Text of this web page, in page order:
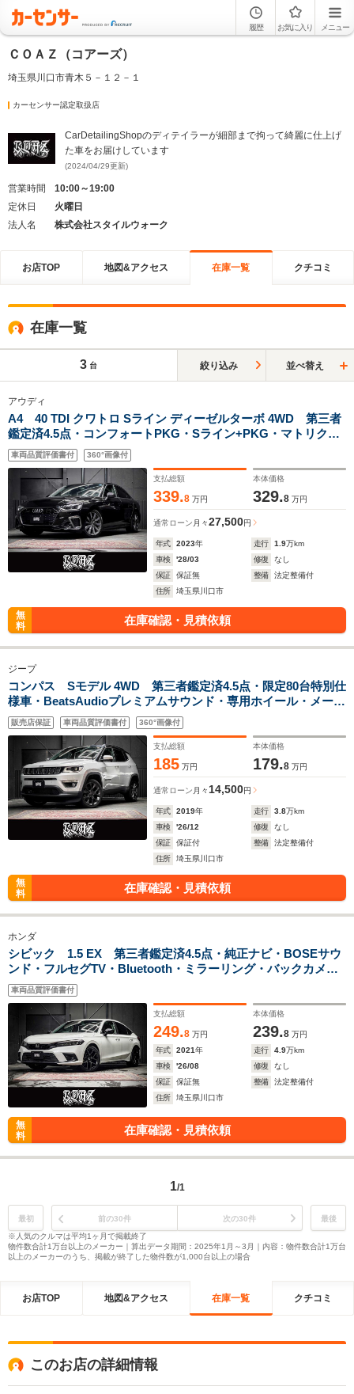
履歴 お気に入り メニュー
ＣＯＡＺ（コアーズ）
埼玉県川口市青木５－１２－１
カーセンサー認定取扱店
CarDetailingShopのディテイラーが細部まで拘って綺麗に仕上げ
た車をお届けしています
(2024/04/29更新)
営業時間
10:00～19:00
定休日
火曜日
法人名
株式会社スタイルウォーク
お店TOP 地図&アクセス 在庫一覧 クチコミ
在庫一覧
3 台 絞り込み 並べ替え
アウディ
A4 40 TDI クワトロ Sライン ディーゼルターボ 4WD 第三者
鑑定済4.5点・コンフォートPKG・Sライン+PKG・マトリクス
LEDヘッドライト・全方位カメラ・純正ナビ・ミラーリング・
Bluetooth・パワー/メモリーシート・シートヒーター・ユーザ
ー買取・スペアキー×1
車両品質評価書付 360°画像付
支払総額
339.8 万円
本体価格
329.8 万円
通常ローン 月々27,500円
年式 2023年 走行 1.9万km
車検
'28/03 修復
なし
保証
保証無 整備
法定整備付
住所
埼玉県川口市
無
料
在庫確認・見積依頼
ジープ
コンパス Sモデル 4WD 第三者鑑定済4.5点・限定80台特別仕
様車・BeatsAudioプレミアムサウンド・専用ホイール・メーカ
ーナビ・Bluetooth・ミラーリング・バックカメラ・パワーシ
ート・シートヒーター・パワーバックドア・ユーザー買取
販売店保証 車両品質評価書付 360°画像付
支払総額
185 万円
本体価格
179.8 万円
通常ローン 月々 14,500円
年式 2019年 走行 3.8万km
車検
'26/12 修復
なし
保証
保証付 整備
法定整備付
住所
埼玉県川口市
無
料
在庫確認・見積依頼
ホンダ
シビック 1.5 EX 第三者鑑定済4.5点・純正ナビ・BOSEサウ
ンド・フルセグTV・Bluetooth・ミラーリング・バックカメ
ラ・ETC2.0・パワーシート・シートヒーター・置くダケ充電・
ユーザー買取
車両品質評価書付
支払総額
249.8 万円
本体価格
239.8 万円
年式
2021年 走行 4.9万km
車検
'26/08 修復
なし
保証
保証無 整備
法定整備付
住所
埼玉県川口市
無
料
在庫確認・見積依頼
1/1
最初 前の30件 次の30件
最後
※人気のクルマは平均1ヶ月で掲載終了
物件数合計1万台以上のメーカー｜算出データ期間：2025年1月～3月｜内容：物件数合計1万台
以上のメーカーのうち、掲載が終了した物件数が1,000台以上の場合
お店TOP 地図&アクセス 在庫一覧 クチコミ
このお店の詳細情報